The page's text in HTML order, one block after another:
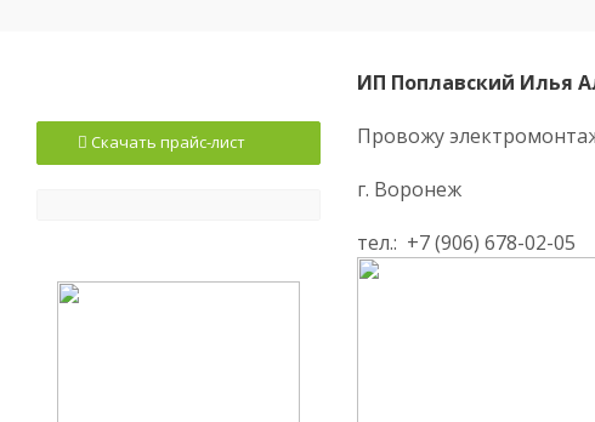
ИП Поплавский Илья
Провожу
г. Воронеж
тел.: +7 (906) 678-02-05
Скачать прайс-лист